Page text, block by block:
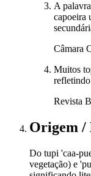
A palavra
capoeira
Câmara
Muitos
Revista
Origem /
Do tupi 'caa-
vegetação) e